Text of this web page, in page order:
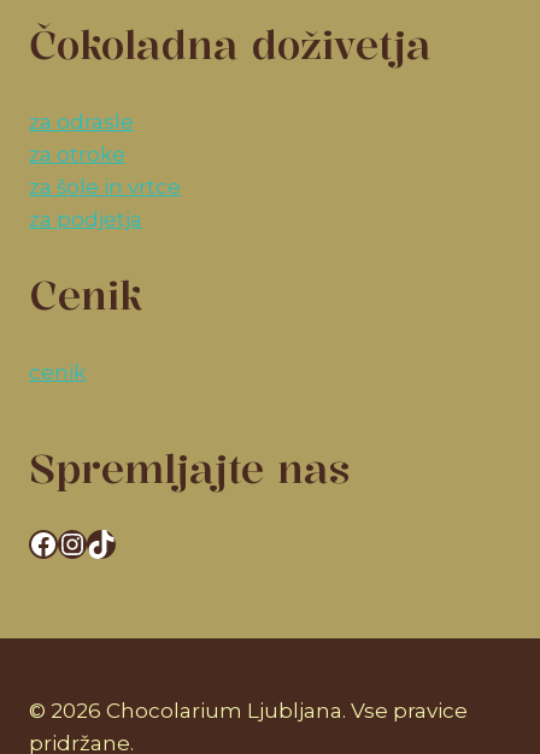
Čokoladna doživetja
za odrasle
za otroke
za šole in vrtce
za podjetja
Cenik
cenik
Spremljajte nas
Facebook
Instagram
TikTok
© 2026 Chocolarium Ljubljana. Vse pravice
pridržane.